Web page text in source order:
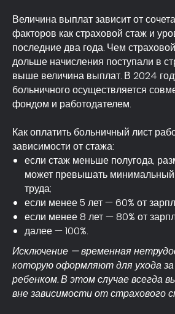
Величина выплат зависит от
факторов как страховой стаж и
последние два года. Чем
дольше начисления поступали в
выше величина выплат. В 2024
больничного осуществляется
фондом и работодателем.
Как оплатить больничный лист
зависимости от стажа:
если стаж меньше полугода,
может превышать
труда;
если менее 5 лет — 60% от
если менее 8 лет — 80% от
далее — 100%.
Исключение — временная
которую оформляют для ухода
ребенком. В этом случае всегда
вне зависимости от страхового